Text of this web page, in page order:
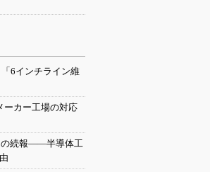
6インチライン維
ーカー工場の対応
の続報――半導体工